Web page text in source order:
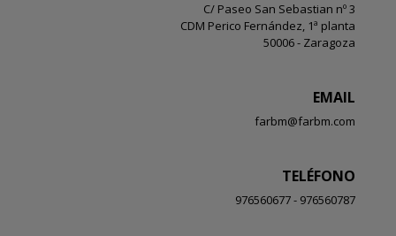
C/ Paseo San Sebastian nº 3
CDM Perico Fernández, 1ª planta
50006 - Zaragoza
EMAIL
farbm@farbm.com
TELÉFONO
976560677 - 976560787